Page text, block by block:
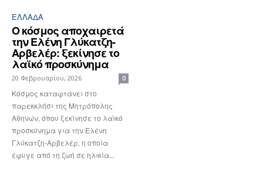
ΕΛΛΆΔΑ
Ο κόσμος αποχαιρετά
την Ελένη Γλύκατζη-
Αρβελέρ: ξεκίνησε το
λαϊκό προσκύνημα
20 Φεβρουαρίου, 2026 0
Κόσμος καταφτάνει στο
παρεκκλήσι της Μητρόπολης
Αθηνών, όπου ξεκίνησε το λαϊκό
προσκύνημα για την Ελένη
Γλύκατζη-Αρβελέρ, η οποία
έφυγε από τη ζωή σε ηλικία...